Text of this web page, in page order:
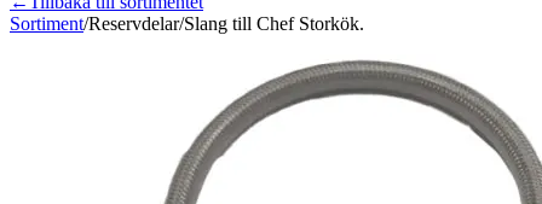
Sortiment/Reservdelar/Slang till Chef Storkök.